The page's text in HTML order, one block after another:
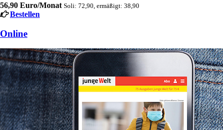
56,90 Euro/Monat Soli: 72,90, ermäßigt: 38,90
Bestellen
Online